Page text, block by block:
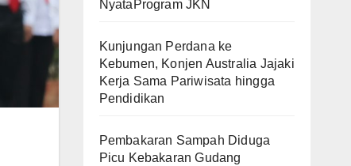
NyataProgram JKN
Kunjungan Perdana ke
Kebumen, Konjen Australia Jajaki
Kerja Sama Pariwisata hingga
Pendidikan
Pembakaran Sampah Diduga
Picu Kebakaran Gudang